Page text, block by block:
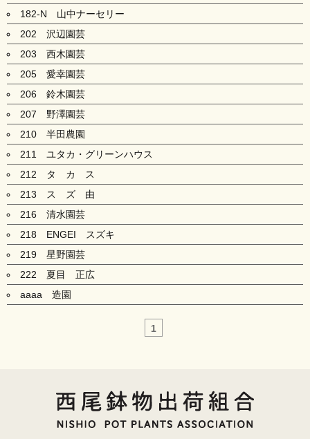
182-N 山中ナーセリー
202 沢辺園芸
203 西木園芸
205 愛幸園芸
206 鈴木園芸
207 野澤園芸
210 半田農園
211 ユタカ・グリーンハウス
212 タ カ ス
213 ス ズ 由
216 清水園芸
218 ENGEI スズキ
219 星野園芸
222 夏目 正広
aaaa 造園
1